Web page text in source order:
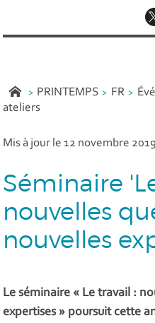
PRINTEMPS FR
ateliers
Mis à jour le 12 novembre 2019
Séminaire
nouvelles
nouvelles
Le séminaire « Le travail :
expertises » poursuit cette